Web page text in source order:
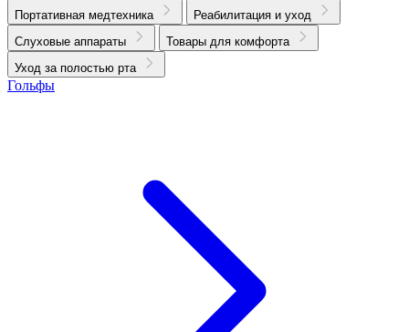
Портативная медтехника
Реабилитация и уход
Слуховые аппараты
Товары для комфорта
Уход за полостью рта
Гольфы